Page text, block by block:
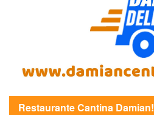
Restaurante Cantina Damian!